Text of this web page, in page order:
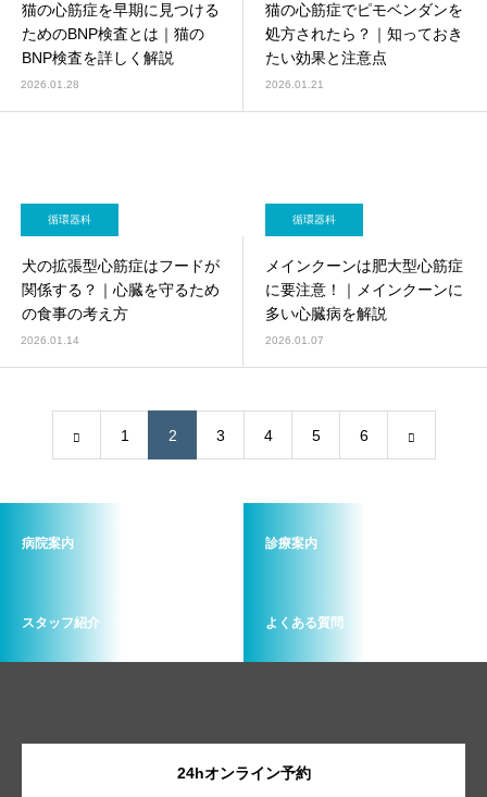
猫の心筋症を早期に見つける
ためのBNP検査とは｜猫の
BNP検査を詳しく解説
2026.01.28
猫の心筋症でピモベンダンを
処方されたら？｜知っておき
たい効果と注意点
2026.01.21
循環器科
犬の拡張型心筋症はフードが
関係する？｜心臓を守るため
の食事の考え方
2026.01.14
循環器科
メインクーンは肥大型心筋症
に要注意！｜メインクーンに
多い心臓病を解説
2026.01.07
1 2 3 4 5 6
病院案内 診療案内
スタッフ紹介 よくある質問
24hオンライン予約